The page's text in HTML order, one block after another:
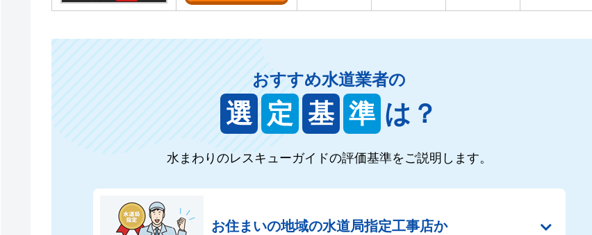
おすすめ水道業者の
選 定 基 準 は？
水まわりのレスキューガイドの評価基準をご説明します。
お住まいの地域の水道局指定工事店か